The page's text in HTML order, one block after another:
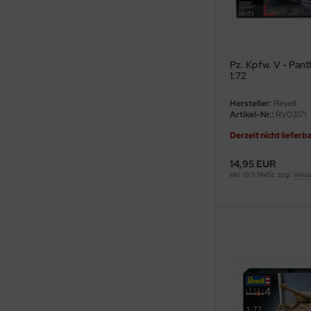
Pz. Kpfw. V -
1:72
Hersteller: Revell
Artikel-Nr.: RV03171
Derzeit nicht
14,95 EUR
inkl. 19 % MwSt. zzgl.